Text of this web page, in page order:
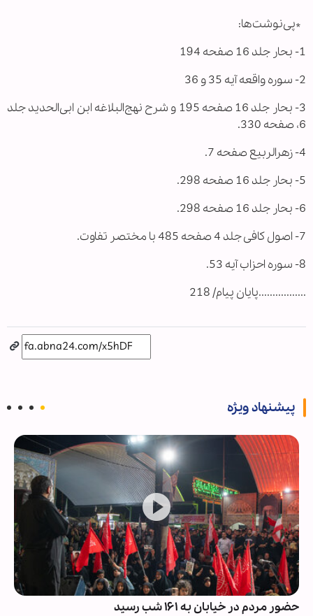
*پی‌نوشت‌ها:
1- بحار جلد 16 صفحه 194
2- سوره واقعه آیه 35 و 36
3- بحار جلد 16 صفحه 195 و شرح نهج‌البلاغه ابن ابی‌الحدید جلد
6، صفحه 330.
4- زهرالربیع صفحه 7.
5- بحار جلد 16 صفحه 298.
6- بحار جلد 16 صفحه 298.
7- اصول کافی جلد 4 صفحه 485 با مختصر تفاوت.
8- سوره احزاب آیه 53.
.................پایان پیام/ 218
پیشنهاد ویژه
حضور مردم در خیابان به ۱۶۱ شب رسید